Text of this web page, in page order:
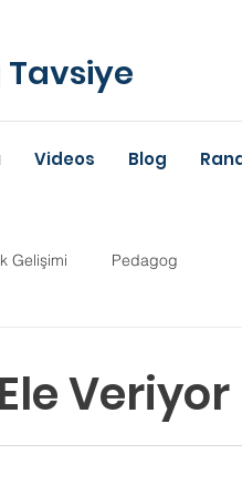
Videos Blog
Gelişimi Pedagog
Veriyor